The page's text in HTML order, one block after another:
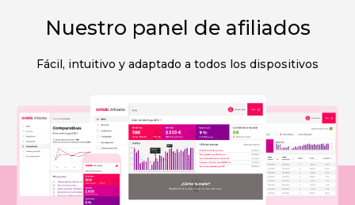
Nuestro panel de afiliados
Fácil, intuitivo y adaptado a todos los dispositivos